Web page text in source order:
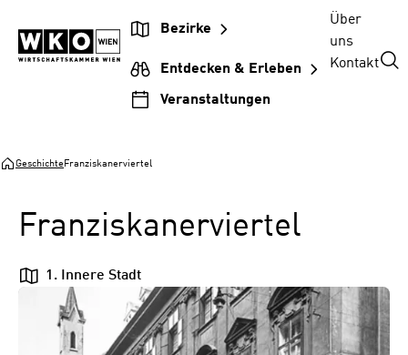
Inhalt
springen
Hauptnavigation
springen
Footer
springen
Bezirke
Entdecken & Erleben
Veranstaltungen
Über
uns
Kontakt
GeschichteFranziskanerviertel
Franziskanerviertel
1. Innere Stadt